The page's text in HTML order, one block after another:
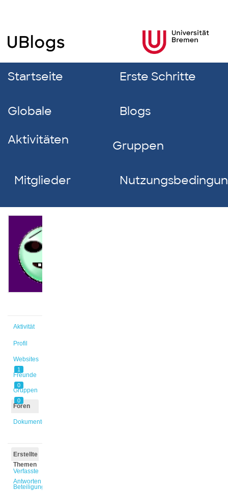
Startseite Erste Schritte
Globale
Aktivitäten
Blogs
Gruppen
Mitglieder
Aktivität
Profil
Websites
1
Freunde
0
Gruppen
0
Foren
Dokumente
Erstellte
Themen
Verfasste
Antworten
Beteiligungen